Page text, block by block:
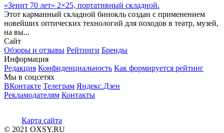
«Зенит 70 лет» 2×25, портативный складной.
Этот карманный складной бинокль создан с применением
новейших оптических технологий для походов в театр, музей,
на вы...
Сайт
Обзоры и отзывы Рейтинги Бренды
Информация
Редакция Конфиденциальность Как формируется рейтинг
Мы в соцсетях
ВКонтакте Телеграм Яндекс.Дзен
Рекламодателям Контакты
Карта сайта
© 2021 OXSY.RU